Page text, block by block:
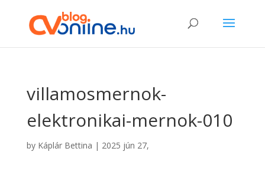
villamosmernok-
elektronikai-mernok-010
by Káplár Bettina | 2025 jún 27,